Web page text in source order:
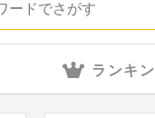
ランキ